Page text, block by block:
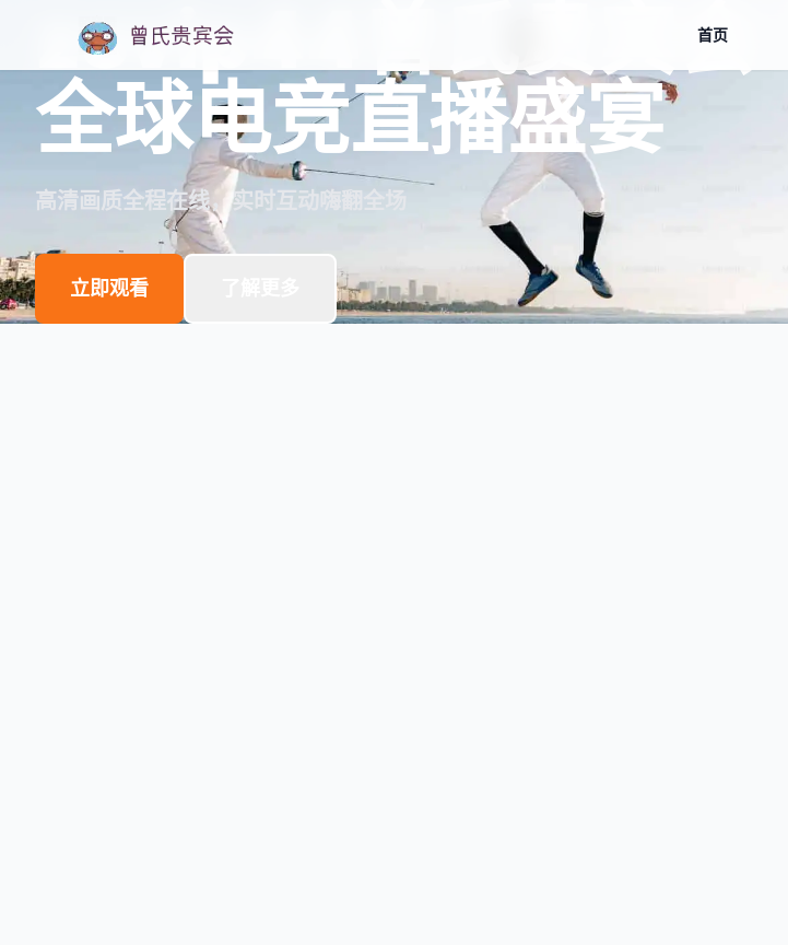
首页
zsvip44曾氏贵宾会
全球电竞直播盛宴
高清画质全程在线，实时互动嗨翻全场
立即观看